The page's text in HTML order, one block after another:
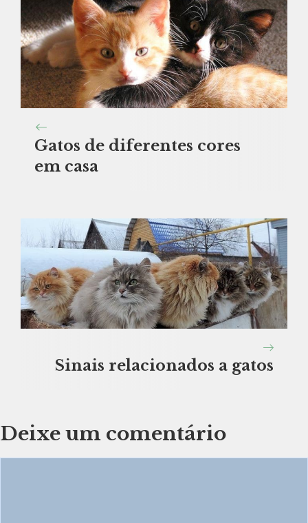
Gatos de diferentes cores
em casa
Sinais relacionados a gatos
Deixe um comentário